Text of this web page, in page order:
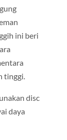
ini beri
tinggi.
disc
daya